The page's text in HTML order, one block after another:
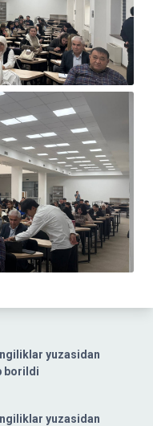
yuzasidan
borildi
yuzasidan